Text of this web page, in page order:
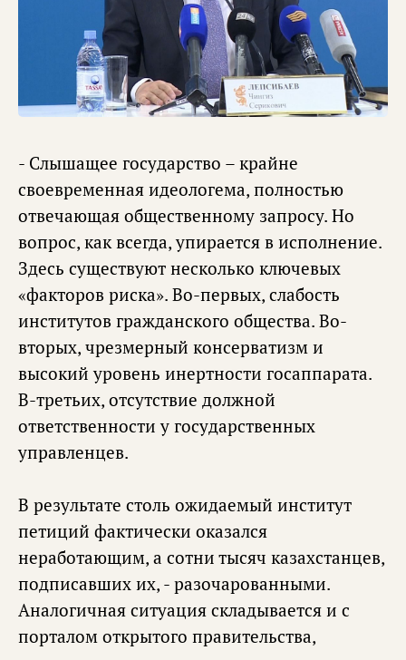
- Слышащее государство – крайне
своевременная идеологема, полностью
отвечающая общественному запросу. Но
вопрос, как всегда, упирается в исполнение.
Здесь существуют несколько ключевых
«факторов риска». Во-первых, слабость
институтов гражданского общества. Во-
вторых, чрезмерный консерватизм и
высокий уровень инертности госаппарата.
В-третьих, отсутствие должной
ответственности у государственных
управленцев.
В результате столь ожидаемый институт
петиций фактически оказался
неработающим, а сотни тысяч казахстанцев,
подписавших их, - разочарованными.
Аналогичная ситуация складывается и с
порталом открытого правительства,